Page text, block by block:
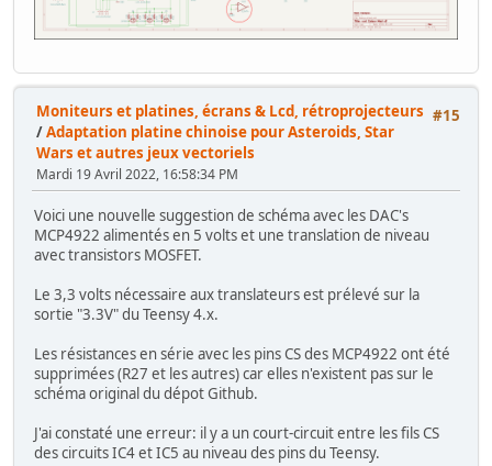
#15
Moniteurs et platines, écrans & Lcd, rétroprojecteurs
/Adaptation platine chinoise pour Asteroids, Star
Wars et autres jeux vectoriels
Mardi 19 Avril 2022, 16:58:34 PM
Voici une nouvelle suggestion de schéma avec les DAC's
MCP4922 alimentés en 5 volts et une translation de niveau
avec transistors MOSFET.
Le 3,3 volts nécessaire aux translateurs est prélevé sur la
sortie "3.3V" du Teensy 4.x.
Les résistances en série avec les pins CS des MCP4922 ont été
supprimées (R27 et les autres) car elles n'existent pas sur le
schéma original du dépot Github.
J'ai constaté une erreur: il y a un court-circuit entre les fils CS
des circuits IC4 et IC5 au niveau des pins du Teensy.